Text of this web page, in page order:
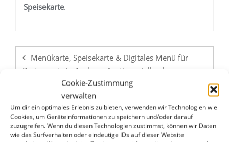
Cookie-Zustimmung
verwalten
Um dir ein optimales Erlebnis zu bieten, verwenden wir Technologien wie
Cookies, um Geräteinformationen zu speichern und/oder darauf
zuzugreifen. Wenn du diesen Technologien zustimmst, können wir Daten
wie das Surfverhalten oder eindeutige IDs auf dieser Website
Speisekarte.
Menükarte, Speisekarte & Digitales Menü für
Restaurants in Aachen günstig erstellen lassen
Menükarte, Speisekarte & Digitales Menü für
Restaurants in Chemnitz günstig erstellen lassen